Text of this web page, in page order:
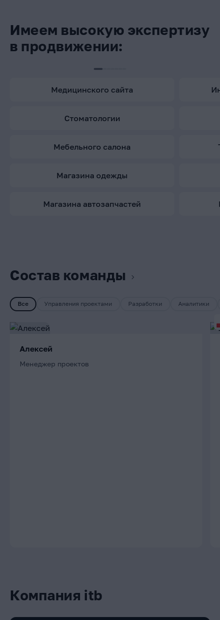
Имеем высокую экспертизу
в продвижении:
медицинского сайта
стоматологии
мебельного салона
магазина одежды
магазина автозапчастей
Состав команды
Все Управления проектами Разработки Аналитики
Алексей
Менеджер проектов
Компания itb